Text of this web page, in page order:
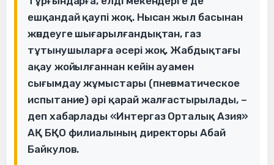
ешқандай қаупі жоқ. Нысан жыл басынан
жөндеуге шығарылғандықтан, газ
тұтынушыларға әсері жоқ. Жабдықтағы
ақау жойылғаннан кейін ауамен
сығымдау жұмыстары (пневматическое
испытание) әрі қарай жалғастырылады, –
деп хабарлады «Интергаз Орталық Азия»
АҚ БҚО филиалының директоры Абай
Байкулов.